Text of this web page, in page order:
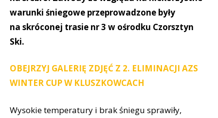
warunki śniegowe przeprowadzone były
na skróconej trasie nr 3 w ośrodku Czorsztyn
Ski.
OBEJRZYJ GALERIĘ ZDJĘĆ Z 2. ELIMINACJI AZS
WINTER CUP W KLUSZKOWCACH
Wysokie temperatury i brak śniegu sprawiły,